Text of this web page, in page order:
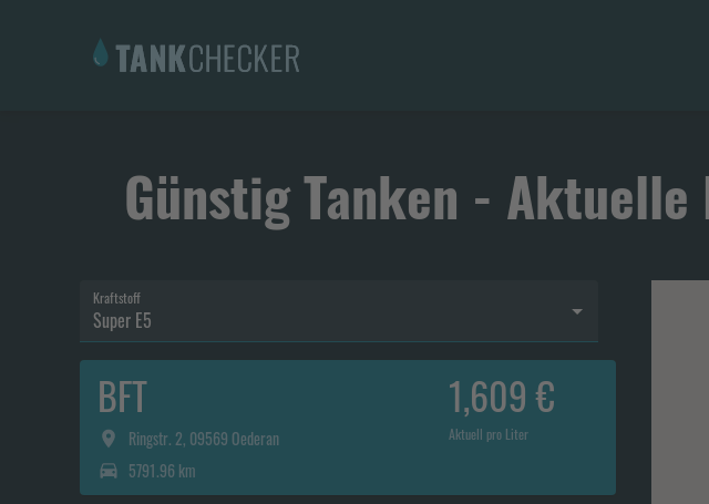
Günstig Tanken - Aktuelle
Kraftstoff
Super E5
BFT
Ringstr. 2, 09569 Oederan
5791.96 km
1,609 €
Aktuell pro Liter